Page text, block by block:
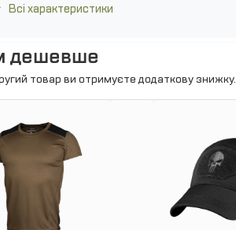
Всі характеристики
дешевше
товар ви отримуєте додаткову знижку.